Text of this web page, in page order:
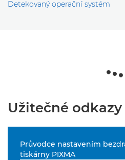
Detekovaný operační systém
Užitečné odkazy
Průvodce nastavením
tiskárny PIXMA